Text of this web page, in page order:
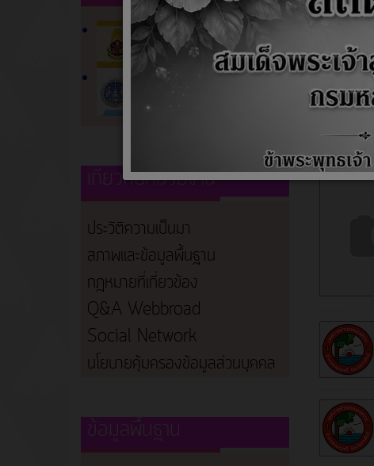
เกี่ยวกับหน่วยงาน
ประวัติความเป็นมา
สภาพและข้อมูลพื้นฐาน
กฎหมายที่เกี่ยวข้อง
Q&A Webbroad
Social Network
นโยบายคุ้มครองข้อมูลส่วนบุคคล
ข้อมูลพื้นฐาน